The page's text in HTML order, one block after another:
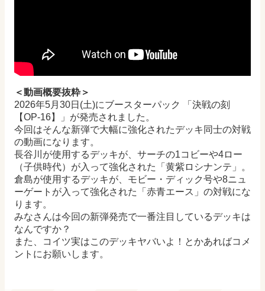
＜動画概要抜粋＞
2026年5月30日(土)にブースターパック 「決戦の刻
【OP-16】」が発売されました。
今回はそんな新弾で大幅に強化されたデッキ同士の対戦
の動画になります。
長谷川が使用するデッキが、サーチの1コビーや4ロー
（子供時代）が入って強化された「黄紫ロシナンテ」。
倉島が使用するデッキが、モビー・ディック号や8ニュ
ーゲートが入って強化された「赤青エース」の対戦にな
ります。
みなさんは今回の新弾発売で一番注目しているデッキは
なんですか？
また、コイツ実はこのデッキヤバいよ！とかあればコメ
ントにお願いします。